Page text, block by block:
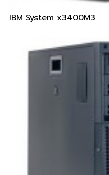
IBM System x3400M3